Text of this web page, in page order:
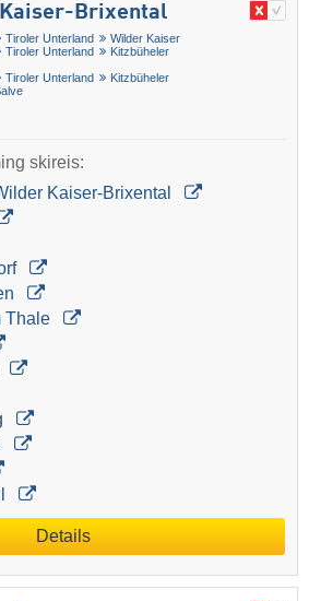
Brixental
Tiroler Unterland
Wilder Kaiser
Tiroler Unterland
Kitzbüheler
Tiroler Unterland
Kitzbüheler
skireis:
Kaiser-Brixental
Thale
Details